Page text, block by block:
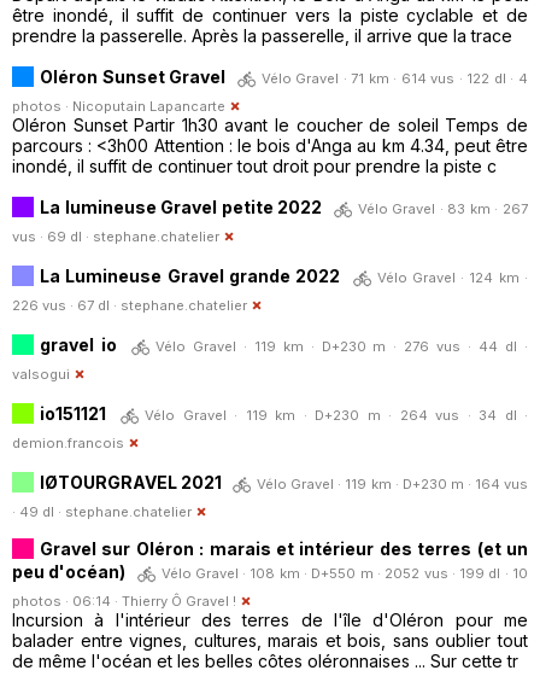
être inondé, il suffit de continuer vers la piste cyclable et de
prendre la passerelle. Après la passerelle, il arrive que la trace
Oléron Sunset Gravel
Vélo Gravel · 71 km · 614 vus · 122 dl · 4
photos · Nicoputain Lapancarte
Oléron Sunset Partir 1h30 avant le coucher de soleil Temps de
parcours : <3h00 Attention : le bois d'Anga au km 4.34, peut être
inondé, il suffit de continuer tout droit pour prendre la piste c
La lumineuse Gravel petite 2022
Vélo Gravel · 83 km · 267
vus · 69 dl · stephane.chatelier
La Lumineuse Gravel grande 2022
Vélo Gravel · 124 km ·
226 vus · 67 dl · stephane.chatelier
gravel io
Vélo Gravel · 119 km · D+230 m · 276 vus · 44 dl ·
valsogui
io151121
Vélo Gravel · 119 km · D+230 m · 264 vus · 34 dl ·
demion.francois
IØTOURGRAVEL 2021
Vélo Gravel · 119 km · D+230 m · 164 vus
· 49 dl · stephane.chatelier
Gravel sur Oléron : marais et intérieur des terres (et un
peu d'océan)
Vélo Gravel · 108 km · D+550 m · 2052 vus · 199 dl · 10
photos · 06:14 · Thierry Ô Gravel !
Incursion à l'intérieur des terres de l'île d'Oléron pour me
balader entre vignes, cultures, marais et bois, sans oublier tout
de même l'océan et les belles côtes oléronnaises ... Sur cette tr